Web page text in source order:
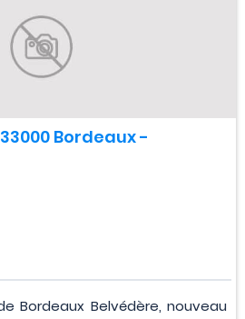
Bordeaux -
Bordeaux Belvédère, nouveau